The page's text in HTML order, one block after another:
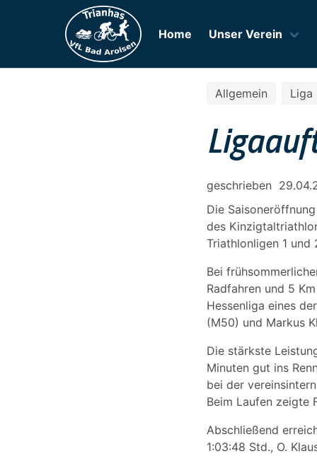
Home Unser Verein
Allgemein Liga
geschrieben
Die
des
Triathlonligen 1 und
Bei
Radfahren und 5
Hessenliga eines
(M50) und Markus
Die stärkste
Minuten gut ins
bei der
Beim Laufen zeigte
Abschließend
1:03:48 Std., O.